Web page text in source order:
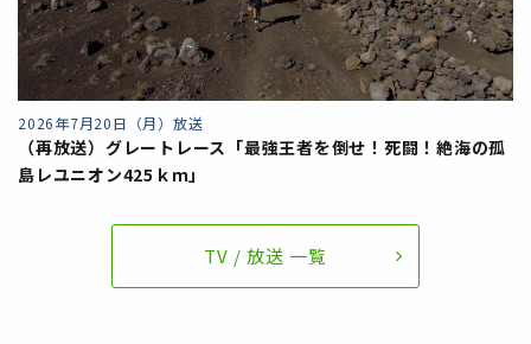
2026年7月20日（月）放送
（再放送）グレートレース「最強王者を倒せ！死闘！絶海の孤
島レユニオン425ｋｍ」
TV / 放送 一覧